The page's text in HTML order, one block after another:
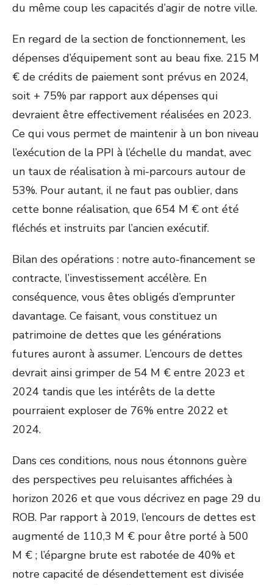
du même coup les capacités d’agir de notre ville.
En regard de la section de fonctionnement, les
dépenses d’équipement sont au beau fixe. 215 M
€ de crédits de paiement sont prévus en 2024,
soit + 75% par rapport aux dépenses qui
devraient être effectivement réalisées en 2023.
Ce qui vous permet de maintenir à un bon niveau
l’exécution de la PPI à l’échelle du mandat, avec
un taux de réalisation à mi-parcours autour de
53%. Pour autant, il ne faut pas oublier, dans
cette bonne réalisation, que 654 M € ont été
fléchés et instruits par l’ancien exécutif.
Bilan des opérations : notre auto-financement se
contracte, l’investissement accélère. En
conséquence, vous êtes obligés d’emprunter
davantage. Ce faisant, vous constituez un
patrimoine de dettes que les générations
futures auront à assumer. L’encours de dettes
devrait ainsi grimper de 54 M € entre 2023 et
2024 tandis que les intérêts de la dette
pourraient exploser de 76% entre 2022 et
2024.
Dans ces conditions, nous nous étonnons guère
des perspectives peu reluisantes affichées à
horizon 2026 et que vous décrivez en page 29 du
ROB. Par rapport à 2019, l’encours de dettes est
augmenté de 110,3 M € pour être porté à 500
M € ; l’épargne brute est rabotée de 40% et
notre capacité de désendettement est divisée